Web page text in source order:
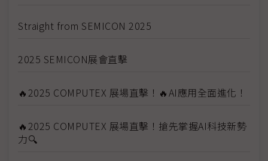
Straight from SEMICON 2025
2025 SEMICON展會直擊
🔥2025 COMPUTEX 展場直擊！🔥AI應用全面進化！
🔥2025 COMPUTEX 展場直擊！搶先掌握AI科技新勢
力🔍